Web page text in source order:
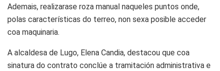
Ademais, realizarase roza manual naqueles puntos onde,
polas características do terreo, non sexa posible acceder
coa maquinaria.
A alcaldesa de Lugo, Elena Candia, destacou que coa
sinatura do contrato conclúe a tramitación administrativa e